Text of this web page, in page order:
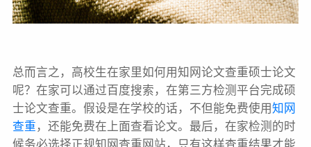
总而言之，高校生在家里如何用知网论文查重硕士论文
呢？在家可以通过百度搜索，在第三方检测平台完成硕
士论文查重。假设是在学校的话，不但能免费使用知网
查重 ，还能免费在上面查看论文。最后，在家检测的时
候务必选择正规知网查重网站，只有这样查重结果才能